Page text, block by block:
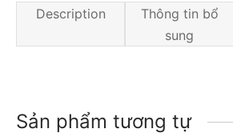
Description
Thông tin bổ
sung
Sản phẩm tương tự